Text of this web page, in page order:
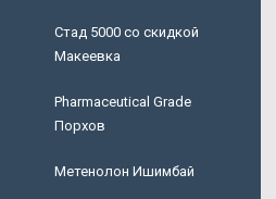
Стад 5000 со скидкой
Макеевка
Pharmaceutical Grade
Порхов
Метенолон Ишимбай